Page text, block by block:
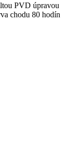
PVD úpravou
chodu 80 hodín